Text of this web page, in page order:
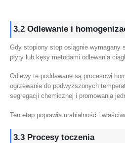
3.2 Odlewanie i
Gdy stopiony stop osiągnie wymagany
płyty lub kęsy metodami odlewania
Odlewy te poddawane są procesowi
ogrzewanie do podwyższonych
segregacji chemicznej i promowania
Ten etap poprawia urabialność i
3.3 Procesy toczenia